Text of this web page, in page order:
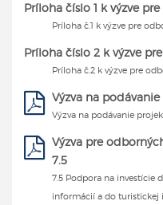
Príloha číslo 1 k výzve pre
Príloha č.1 k výzve pre
Príloha číslo 2 k výzve
Príloha č.2 k výzve pre
Výzva na podávanie
Výzva na podávanie
Výzva pre
7.5
7.5 Podpora na investície
informácií a do turistickej